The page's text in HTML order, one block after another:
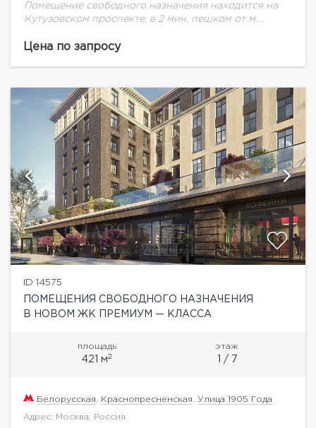
Помещение свободного назначения находится на
Кутузовском проспекте, в 2 мин. пешком от м.
отдельных входа, первая линии домов. Общая
Цена по запросу
ID 14575
ПОМЕЩЕНИЯ СВОБОДНОГО НАЗНАЧЕНИЯ
В НОВОМ ЖК ПРЕМИУМ — КЛАССА
площадь
421 м2
этаж
1 / 7
Белорусская Краснопресненская Улица 1905 Года
Адрес: Москва, Россия